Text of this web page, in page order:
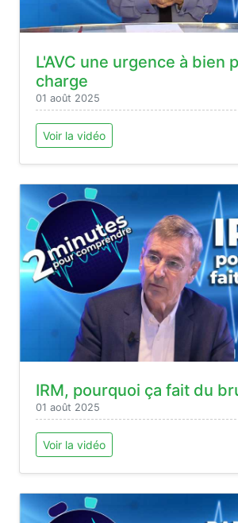
L'AVC une urgence à bien
charge
01 août 2025
Voir la vidéo
IRM, pourquoi ça fait du
01 août 2025
Voir la vidéo